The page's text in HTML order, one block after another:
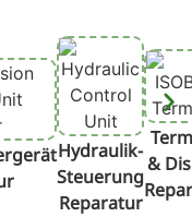
Hydraulik-
Steuerung
Reparatur
&